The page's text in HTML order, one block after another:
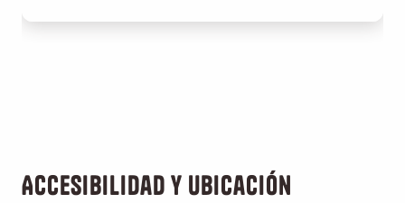
Accesibilidad y ubicación